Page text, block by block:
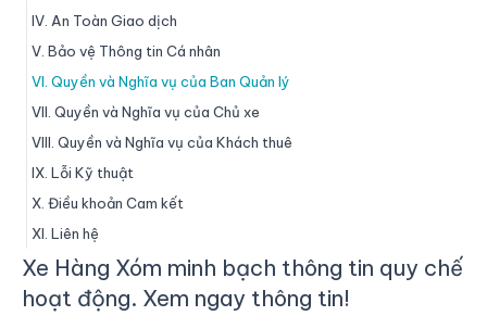
IV. An Toàn Giao dịch
V. Bảo vệ Thông tin Cá nhân
VI. Quyền và Nghĩa vụ của Ban Quản lý
VII. Quyền và Nghĩa vụ của Chủ xe
VIII. Quyền và Nghĩa vụ của Khách thuê
IX. Lỗi Kỹ thuật
X. Điều khoản Cam kết
XI. Liên hệ
Xe Hàng Xóm minh bạch thông tin quy chế
hoạt động. Xem ngay thông tin!